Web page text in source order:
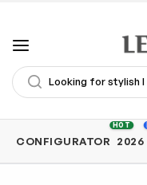
CONFIGURATOR
HOT
2026